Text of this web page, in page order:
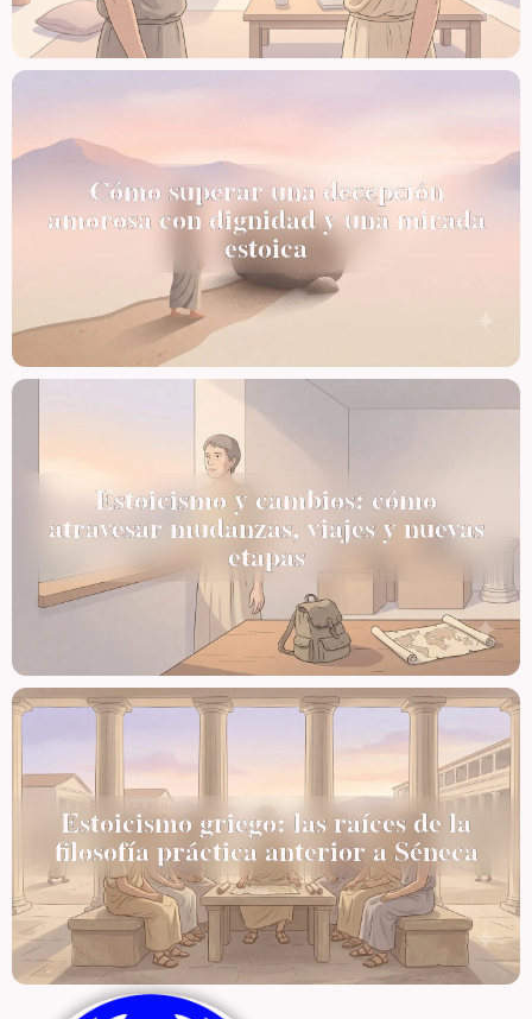
Cómo superar una decepción
amorosa con dignidad y una mirada
estoica
Estoicismo y cambios: cómo
atravesar mudanzas, viajes y nuevas
etapas
Estoicismo griego: las raíces de la
filosofía práctica anterior a Séneca